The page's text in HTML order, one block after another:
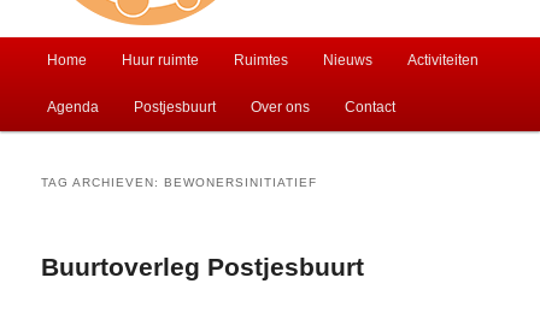
Home Huur ruimte Ruimtes Nieuws Activiteiten
Agenda Postjesbuurt Over ons Contact
TAG ARCHIEVEN: BEWONERSINITIATIEF
Buurtoverleg Postjesbuurt